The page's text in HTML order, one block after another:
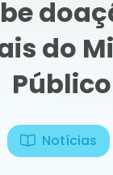
do
Público
Notícias